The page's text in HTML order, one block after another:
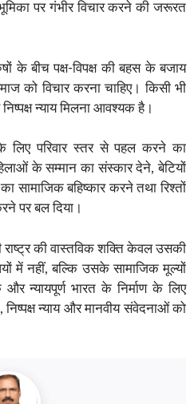
पर गंभीर विचार करने की जरूरत
के बीच पक्ष-विपक्ष की बहस के बजाय
को विचार करना चाहिए। किसी भी
न्याय मिलना आवश्यक है।
लिए परिवार स्तर से पहल करने का
के सम्मान का संस्कार देने, बेटियों
सामाजिक बहिष्कार करने तथा रिश्तों
पर बल दिया।
राष्ट्र की वास्तविक शक्ति केवल उसकी
में नहीं, बल्कि उसके सामाजिक मूल्यों
न्यायपूर्ण भारत के निर्माण के लिए
न्याय और मानवीय संवेदनाओं को